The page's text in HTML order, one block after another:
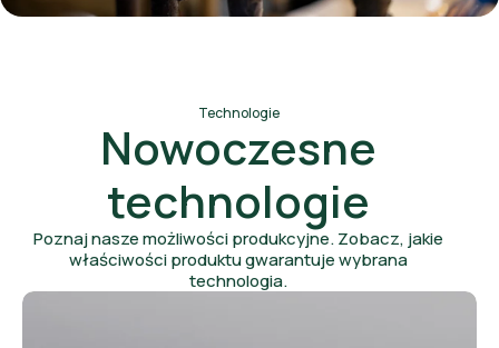
Technologie
Nowoczesne
technologie
Poznaj nasze możliwości produkcyjne. Zobacz, jakie
właściwości produktu gwarantuje wybrana
technologia.